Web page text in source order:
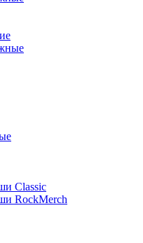
Classic
RockMerch